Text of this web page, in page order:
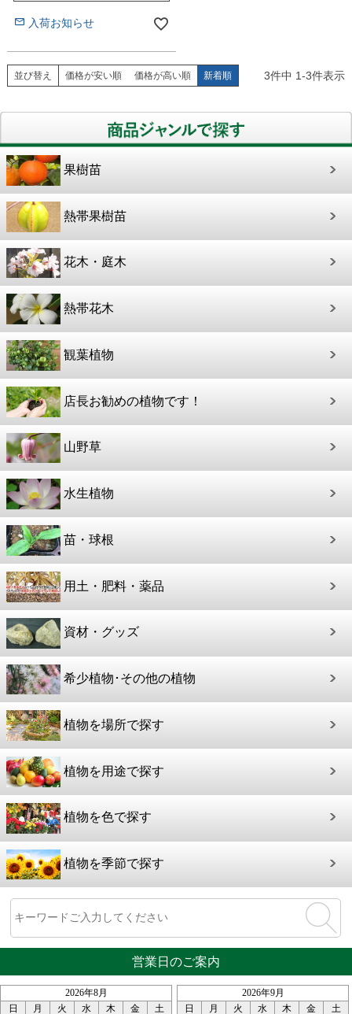
入荷お知らせ
並び替え 価格が安い順 価格が高い順 新着順 3件中 1-3件表示
果樹苗
熱帯果樹苗
花木・庭木
熱帯花木
観葉植物
店長お勧めの植物です！
山野草
水生植物
苗・球根
用土・肥料・薬品
資材・グッズ
希少植物･その他の植物
植物を場所で探す
植物を用途で探す
植物を色で探す
植物を季節で探す
営業日のご案内